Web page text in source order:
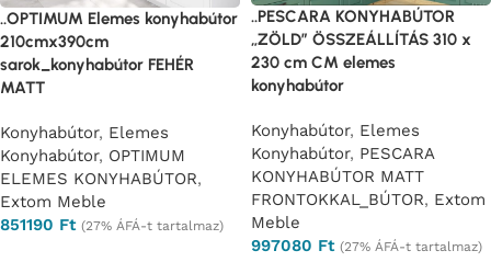
..OPTIMUM Elemes konyhabútor
210cmx390cm
sarok_konyhabútor FEHÉR
MATT
Konyhabútor, Elemes
Konyhabútor, OPTIMUM
ELEMES KONYHABÚTOR,
Extom Meble
851190 Ft (27% ÁFÁ-t tartalmaz)
..PESCARA KONYHABÚTOR
„ZÖLD” ÖSSZEÁLLÍTÁS 310 x
230 cm CM elemes
konyhabútor
Konyhabútor, Elemes
Konyhabútor, PESCARA
KONYHABÚTOR MATT
FRONTOKKAL_BÚTOR, Extom
Meble
997080 Ft (27% ÁFÁ-t tartalmaz)